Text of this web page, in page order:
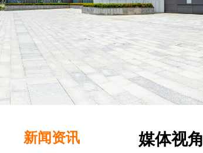
新闻资讯 媒体视角